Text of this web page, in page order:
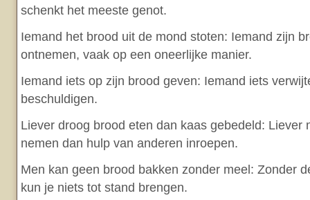
schenkt het meeste genot.
Iemand het brood uit de mond stoten: Iemand zijn
ontnemen, vaak op een oneerlijke manier.
Iemand iets op zijn brood geven: Iemand iets
beschuldigen.
Liever droog brood eten dan kaas gebedeld: Liever
nemen dan hulp van anderen inroepen.
Men kan geen brood bakken zonder meel: Zonder
kun je niets tot stand brengen.